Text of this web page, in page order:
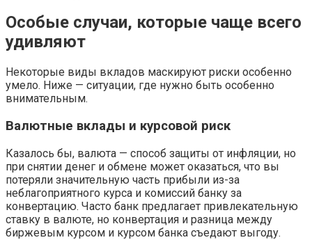
Особые случаи, которые чаще всего
удивляют
Некоторые виды вкладов маскируют риски особенно
умело. Ниже — ситуации, где нужно быть особенно
внимательным.
Валютные вклады и курсовой риск
Казалось бы, валюта — способ защиты от инфляции, но
при снятии денег и обмене может оказаться, что вы
потеряли значительную часть прибыли из-за
неблагоприятного курса и комиссий банку за
конвертацию. Часто банк предлагает привлекательную
ставку в валюте, но конвертация и разница между
биржевым курсом и курсом банка съедают выгоду.